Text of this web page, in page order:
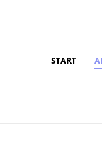
START